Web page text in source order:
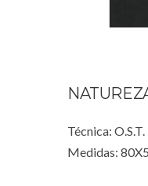
Técnica: O.S.T.
Medidas: